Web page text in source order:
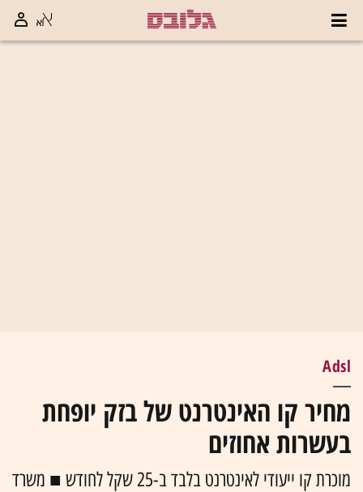
Adsl
מחיר קו האינטרנט של בזק יופחת
בעשרות אחוזים
מוכרת קו ייעודי לאינטרנט בלבד ב-25 שקל לחודש ■ משרד